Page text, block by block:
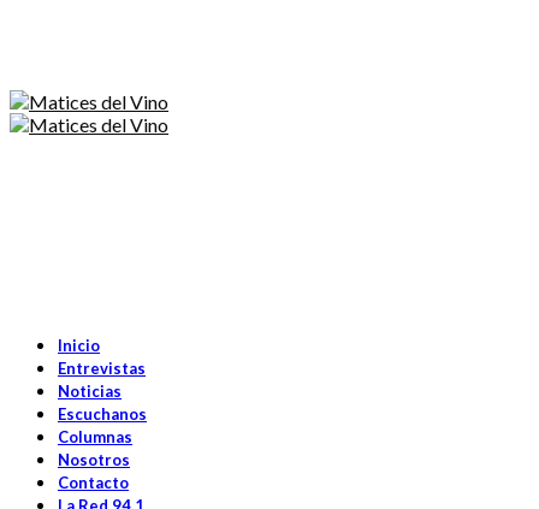
Inicio
Entrevistas
Noticias
Escuchanos
Columnas
Nosotros
Contacto
La Red 94.1